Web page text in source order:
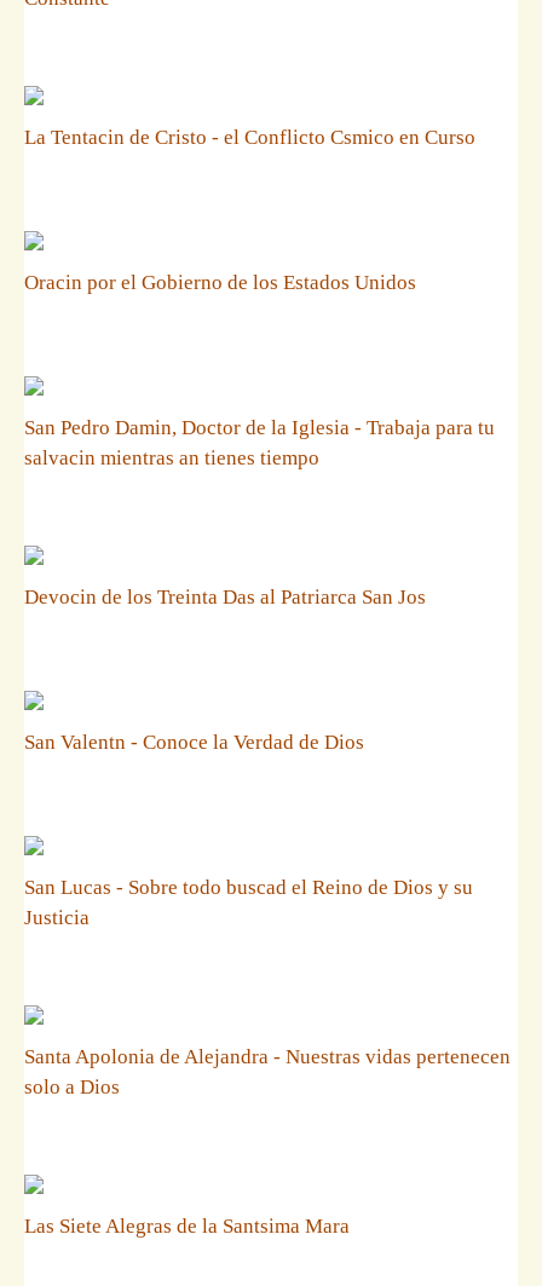
La Tentacin de Cristo - el Conflicto Csmico en Curso
Oracin por el Gobierno de los Estados Unidos
San Pedro Damin, Doctor de la Iglesia - Trabaja para tu
salvacin mientras an tienes tiempo
Devocin de los Treinta Das al Patriarca San Jos
San Valentn - Conoce la Verdad de Dios
San Lucas - Sobre todo buscad el Reino de Dios y su
Justicia
Santa Apolonia de Alejandra - Nuestras vidas pertenecen
solo a Dios
Las Siete Alegras de la Santsima Mara